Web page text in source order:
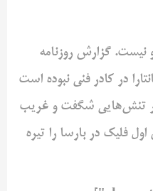
نیست. گزارش روزنامه
در کادر فنی نبوده است
‌تنش‌هایی شگفت و غریب
فلیک ‌در بارسا را تیره